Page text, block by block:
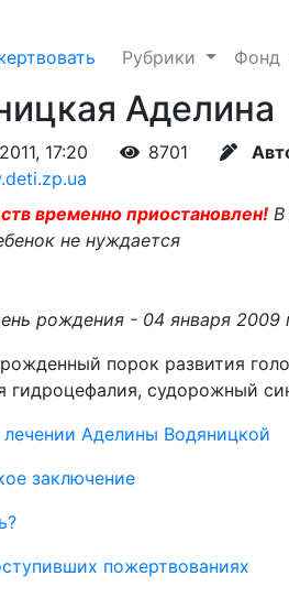
Рубрики Фонд
Аделина
17:20 8701
временно приостановлен! В
не нуждается
рождения - 04 января 2009
порок развития
гидроцефалия, судорожный
Аделины Водяницкой
заключение
пожертвованиях